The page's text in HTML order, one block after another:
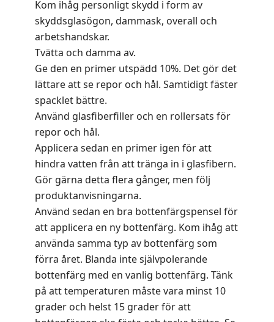
Kom ihåg personligt skydd i form av
skyddsglasögon, dammask, overall och
arbetshandskar.
Tvätta och damma av.
Ge den en primer utspädd 10%. Det gör det
lättare att se repor och hål. Samtidigt fäster
spacklet bättre.
Använd glasfiberfiller och en rollersats för
repor och hål.
Applicera sedan en primer igen för att
hindra vatten från att tränga in i glasfibern.
Gör gärna detta flera gånger, men följ
produktanvisningarna.
Använd sedan en bra bottenfärgspensel för
att applicera en ny bottenfärg. Kom ihåg att
använda samma typ av bottenfärg som
förra året. Blanda inte självpolerande
bottenfärg med en vanlig bottenfärg. Tänk
på att temperaturen måste vara minst 10
grader och helst 15 grader för att